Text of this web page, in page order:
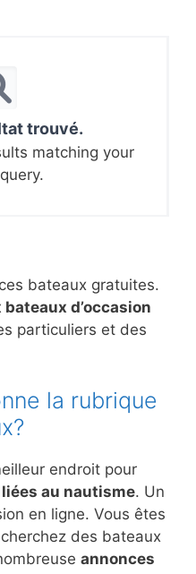
trouvé.
matching your
bateaux gratuites.
d’occasion
particuliers et des
la rubrique
endroit pour
au nautisme. Un
en ligne. Vous êtes
des bateaux
annonces